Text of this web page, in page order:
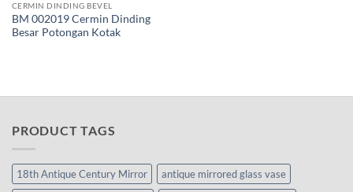
CERMIN DINDING BEVEL
BM 002019 Cermin Dinding
Besar Potongan Kotak
PRODUCT TAGS
18th Antique Century Mirror
antique mirrored glass vase